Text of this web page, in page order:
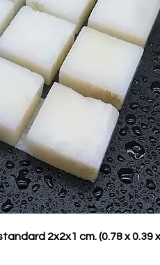
2x2x1 cm. (0.78 x 0.39